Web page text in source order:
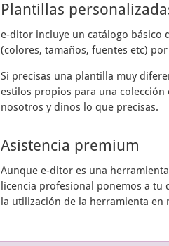
Plantillas
e-ditor incluye un catálogo básico
(colores, tamaños, fuentes etc)
Si precisas una plantilla muy
estilos propios para una colección
nosotros y dinos lo que precisas.
Asistencia premium
Aunque e-ditor es una
licencia profesional ponemos a
la utilización de la herramienta en